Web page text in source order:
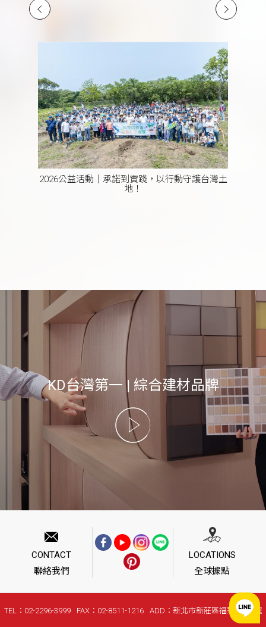
2026公益活動｜承諾到實踐，以行動守護台灣土
地！
KD台灣第一 | 綜合建材品牌
CONTACT
聯絡我們
LOCATIONS
全球據點
TEL：02-2296-3999 FAX：02-8511-1216 ADD：新北市新莊區福慧路268號